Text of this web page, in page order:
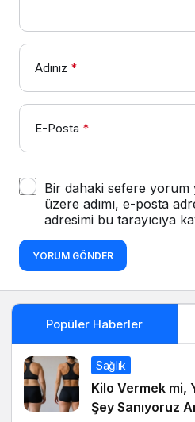
Adınız *
E-Posta *
Bir dahaki sefere yorum
üzere adımı, e-posta
adresimi bu tarayıcıya
YORUM GÖNDER
Popüler Haberler
Sağlık
Kilo Vermek mi,
Şey Sanıyoruz